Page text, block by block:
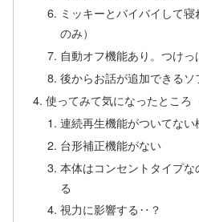
ミッキーとバイバイして
のみ）
自動オフ機能あり。つけ
後からお話が追加できるソ
使ってみて気になったところ
連続再生機能がついてない
台形補正機能がない
本体はコンセントタイプ
る
視力に影響する‥？